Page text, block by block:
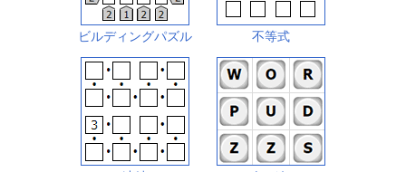
ビルディングパズル 不等式